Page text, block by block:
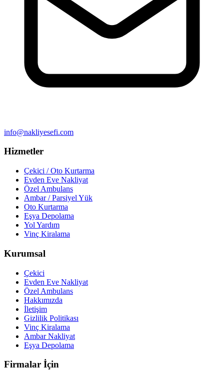
info@nakliyesefi.com
Hizmetler
Çekici / Oto Kurtarma
Evden Eve Nakliyat
Özel Ambulans
Ambar / Parsiyel Yük
Oto Kurtarma
Eşya Depolama
Yol Yardım
Vinç Kiralama
Kurumsal
Çekici
Evden Eve Nakliyat
Özel Ambulans
Hakkımızda
İletişim
Gizlilik Politikası
Vinç Kiralama
Ambar Nakliyat
Eşya Depolama
Firmalar İçin